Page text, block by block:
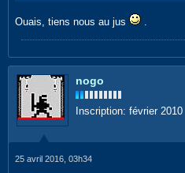
Ouais, tiens nous au jus .
nogo
Inscription: février 2010
25 avril 2016, 03h34